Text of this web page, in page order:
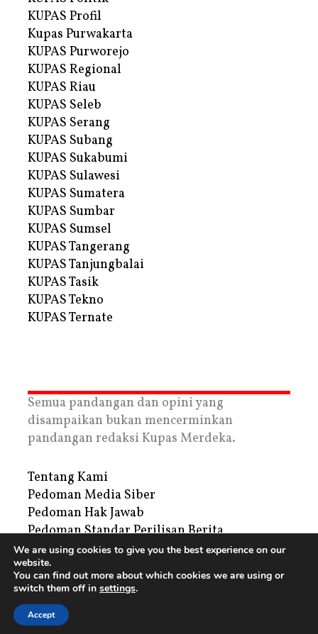
KUPAS Profil
Kupas Purwakarta
KUPAS Purworejo
KUPAS Regional
KUPAS Riau
KUPAS Seleb
KUPAS Serang
KUPAS Subang
KUPAS Sukabumi
KUPAS Sulawesi
KUPAS Sumatera
KUPAS Sumbar
KUPAS Sumsel
KUPAS Tangerang
KUPAS Tanjungbalai
KUPAS Tasik
KUPAS Tekno
KUPAS Ternate
Semua pandangan dan opini yang
disampaikan bukan mencerminkan
pandangan redaksi Kupas Merdeka.
Tentang Kami
Pedoman Media Siber
Pedoman Hak Jawab
Pedoman Standar Perilisan Berita
Privacy Policy
Periklanan
Copyright © 2026 | PT. Tegar Kupas Mediatama
We are using cookies to give you the best experience on our
website.
You can find out more about which cookies we are using or
switch them off in settings.
Accept